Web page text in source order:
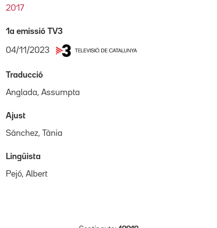
2017
1a emissió TV3
04/11/2023
Traducció
Anglada, Assumpta
Ajust
Sánchez, Tània
Lingüista
Pejó, Albert